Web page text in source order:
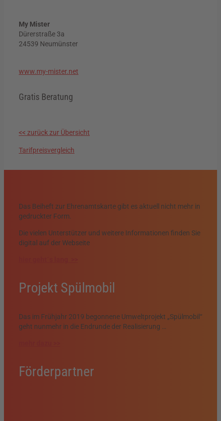
My Mister
Dürerstraße 3a
24539 Neumünster
www.my-mister.net
Gratis Beratung
<< zurück zur Übersicht
Tarifpreisvergleich
Das Beiheft zur Ehrenamtskarte gibt es aktuell nicht mehr in
gedruckter Form.
Die vielen Unterstützer und weitere Informationen finden Sie
digital auf der Webseite
Projekt Spülmobil
Das im Frühjahr 2019 begonnene Umweltprojekt „Spülmobil“
geht nunmehr in die Endrunde der Realisierung …
Förderpartner